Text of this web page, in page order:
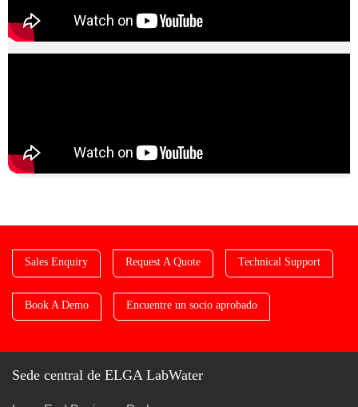
Sales Enquiry Request A Quote Technical Support
Book A Demo Encuentre un socio aprobado
Sede central de ELGA LabWater